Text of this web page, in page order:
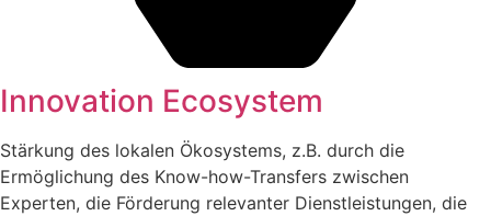
Innovation Ecosystem
Stärkung des lokalen Ökosystems, z.B. durch die
Ermöglichung des Know-how-Transfers zwischen
Experten, die Förderung relevanter Dienstleistungen, die